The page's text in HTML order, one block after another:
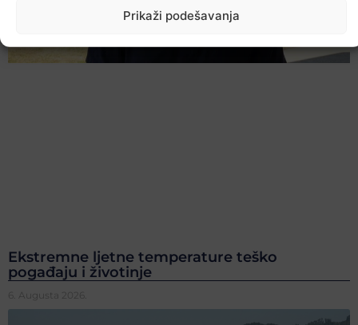
Prikaži podešavanja
Ekstremne ljetne temperature teško
pogađaju i životinje
6. Augusta 2026.